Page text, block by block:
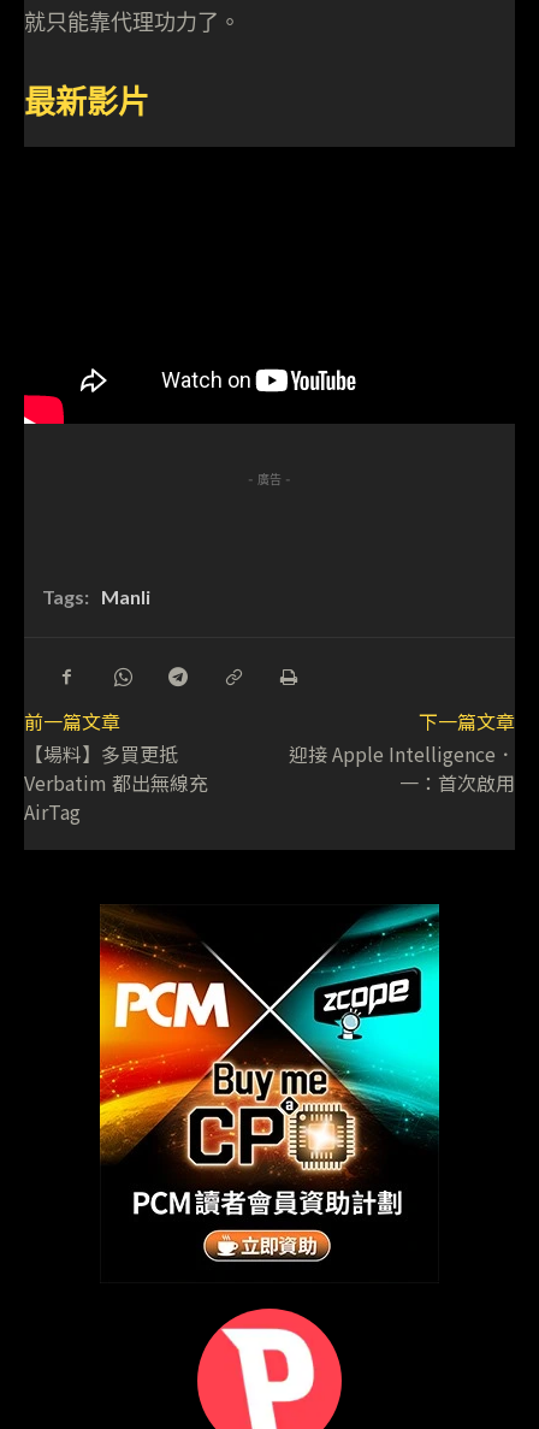
就只能靠代理功力了。
最新影片
- 廣告 -
Tags: Manli
前一篇文章
【場料】多買更抵
Verbatim 都出無線充
AirTag
下一篇文章
迎接 Apple Intelligence．
一：首次啟用